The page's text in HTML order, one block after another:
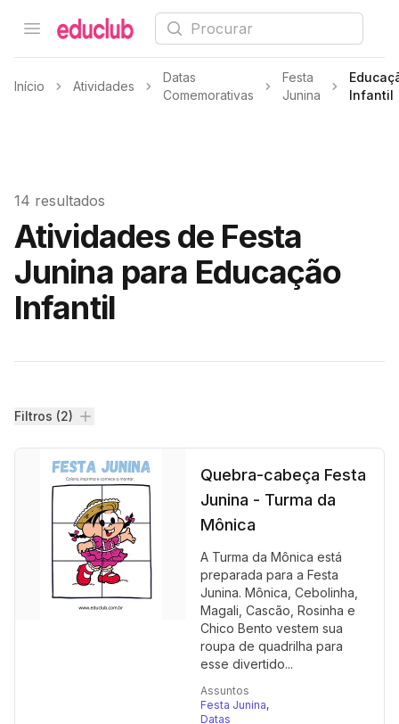
Open menu
Educlub Procurar
Início Atividades
Datas
Comemorativas
Festa
Junina
Infantil
14 resultados
Atividades de Festa
Junina para Educação
Infantil
Filtros
Filtros (2)
Quebra-cabeça Festa
Junina - Turma da
Mônica
A Turma da Mônica está
preparada para a Festa
Junina. Mônica, Cebolinha,
Magali, Cascão, Rosinha e
Chico Bento vestem sua
roupa de quadrilha para
esse divertido...
Assuntos
Festa Junina,
Datas